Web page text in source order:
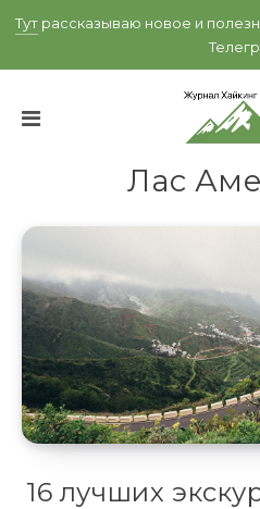
Тут рассказываю новое и
Лас
16 лучших